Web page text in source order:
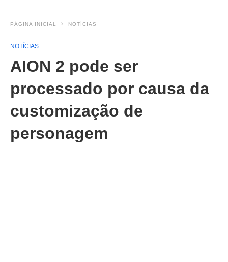
PÁGINA INICIAL NOTÍCIAS
NOTÍCIAS
AION 2 pode ser
processado por causa da
customização de
personagem